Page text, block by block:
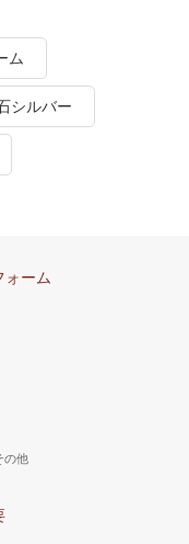
ム
シルバー
ォーム
の他